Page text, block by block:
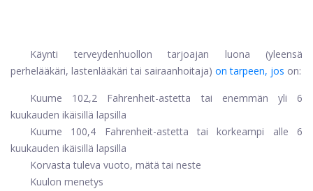
Käynti terveydenhuollon tarjoajan luona (yleensä
perhelääkäri, lastenlääkäri tai sairaanhoitaja) on tarpeen, jos on:
Kuume 102,2 Fahrenheit-astetta tai enemmän yli 6
kuukauden ikäisillä lapsilla
Kuume 100,4 Fahrenheit-astetta tai korkeampi alle 6
kuukauden ikäisillä lapsilla
Korvasta tuleva vuoto, mätä tai neste
Kuulon menetys